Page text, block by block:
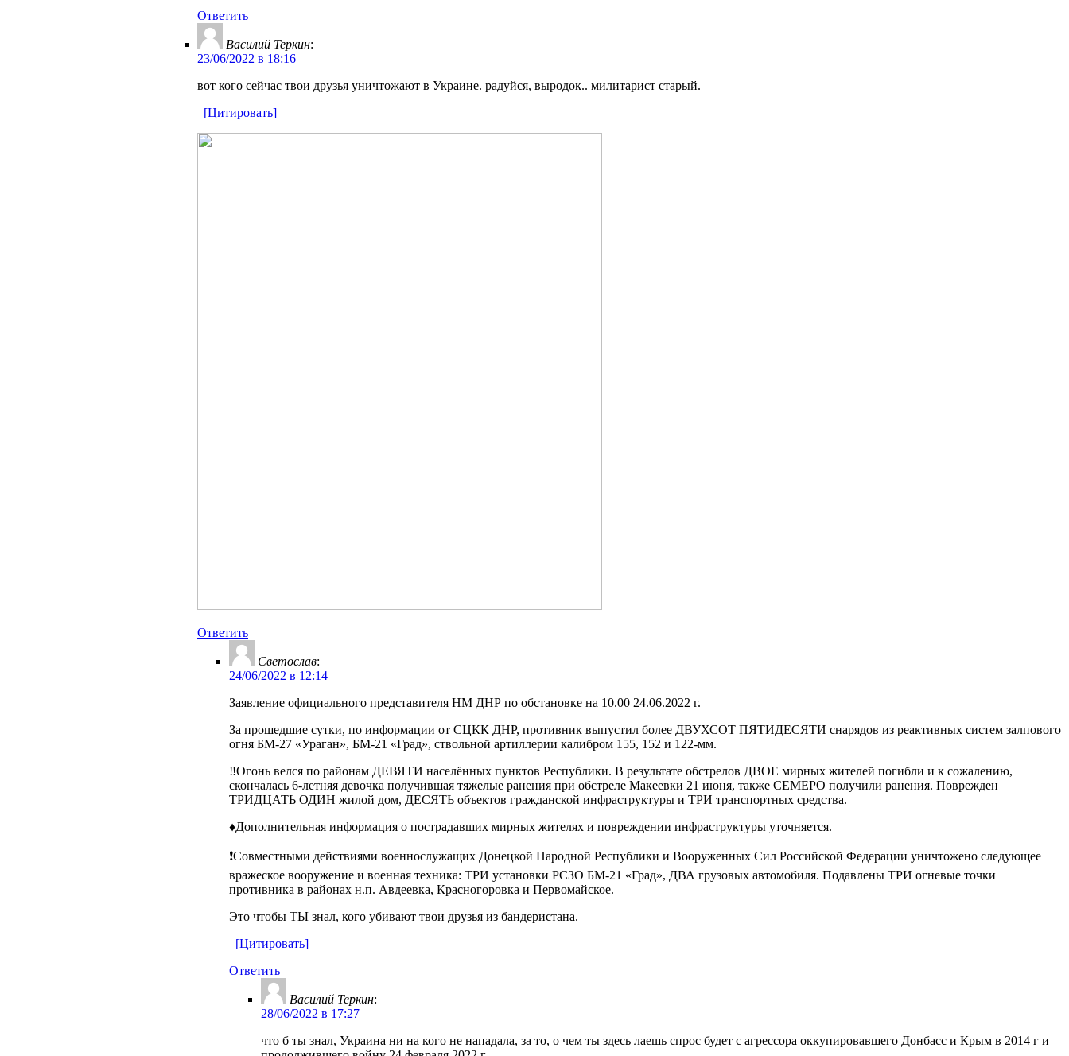
Ответить
Василий Теркин:
23/06/2022 в 18:16
вот кого сейчас твои друзья уничтожают в Украине. радуйся, выродок.. милитарист старый.
[Цитировать]
Ответить
Светослав:
24/06/2022 в 12:14
Заявление официального представителя НМ ДНР по обстановке на 10.00 24.06.2022 г.
За прошедшие сутки, по информации от СЦКК ДНР, противник выпустил более ДВУХСОТ ПЯТИДЕСЯТИ снарядов из реактивных систем залпового
огня БМ-27 «Ураган», БМ-21 «Град», ствольной артиллерии калибром 155, 152 и 122-мм.
‼️Огонь велся по районам ДЕВЯТИ населённых пунктов Республики. В результате обстрелов ДВОЕ мирных жителей погибли и к сожалению,
скончалась 6-летняя девочка получившая тяжелые ранения при обстреле Макеевки 21 июня, также СЕМЕРО получили ранения. Поврежден
ТРИДЦАТЬ ОДИН жилой дом, ДЕСЯТЬ объектов гражданской инфраструктуры и ТРИ транспортных средства.
♦️Дополнительная информация о пострадавших мирных жителях и повреждении инфраструктуры уточняется.
❗️Совместными действиями военнослужащих Донецкой Народной Республики и Вооруженных Сил Российской Федерации уничтожено следующее
вражеское вооружение и военная техника: ТРИ установки РСЗО БМ-21 «Град», ДВА грузовых автомобиля. Подавлены ТРИ огневые точки
противника в районах н.п. Авдеевка, Красногоровка и Первомайское.
Это чтобы ТЫ знал, кого убивают твои друзья из бандеристана.
[Цитировать]
Ответить
Василий Теркин:
28/06/2022 в 17:27
что б ты знал, Украина ни на кого не нападала, за то, о чем ты здесь лаешь спрос будет с агрессора оккупировавшего Донбасс и Крым в 2014 г и